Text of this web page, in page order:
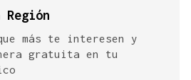
más te interesen y
gratuita en tu